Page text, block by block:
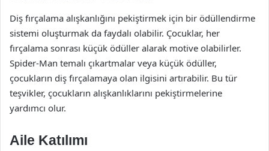
Diş fırçalama alışkanlığını pekiştirmek için bir ödüllendirme
sistemi oluşturmak da faydalı olabilir. Çocuklar, her
fırçalama sonrası küçük ödüller alarak motive olabilirler.
Spider-Man temalı çıkartmalar veya küçük ödüller,
çocukların diş fırçalamaya olan ilgisini artırabilir. Bu tür
teşvikler, çocukların alışkanlıklarını pekiştirmelerine
yardımcı olur.
Aile Katılımı